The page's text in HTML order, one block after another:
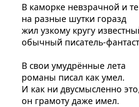
В каморке невзрачной и
на разные шутки горазд
жил узкому кругу
обычный писатель-
В свои умудрённые лета
романы писал как умел.
И как ни двусмысленно
он грамоту даже имел.